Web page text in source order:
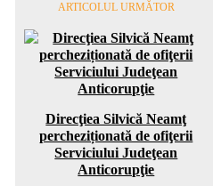
ARTICOLUL URMĂTOR
Direcţiea Silvică Neamţ
percheziționată de ofiţerii
Serviciului Judeţean
Anticorupţie